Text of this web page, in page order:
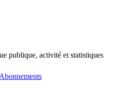
publique, activité et statistiques
Abonnements